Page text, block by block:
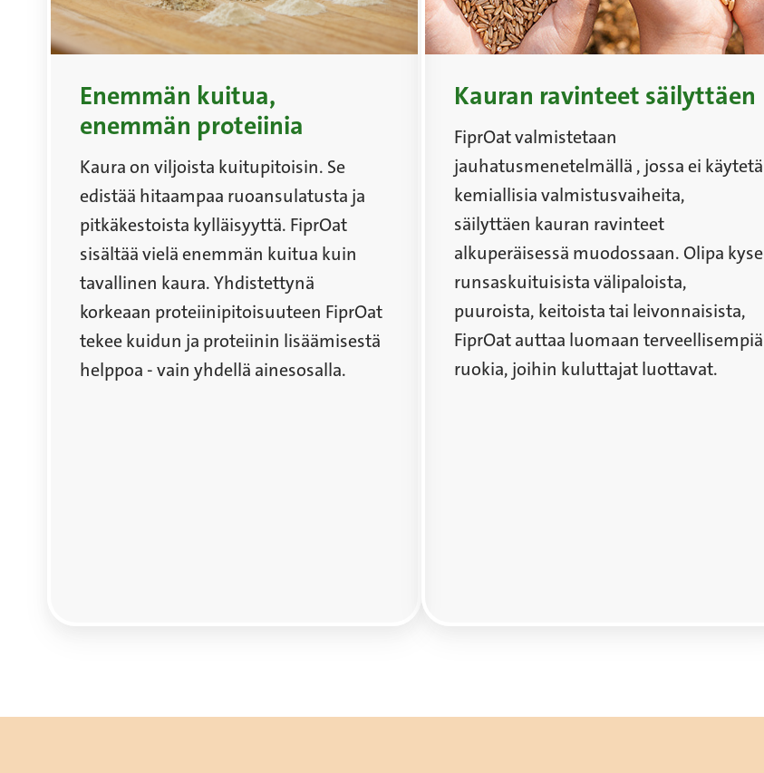
Enemmän kuitua,
enemmän proteiinia
Kaura on viljoista kuitupitoisin. Se
edistää hitaampaa ruoansulatusta ja
pitkäkestoista kylläisyyttä. FiprOat
sisältää vielä enemmän kuitua kuin
tavallinen kaura. Yhdistettynä
korkeaan proteiinipitoisuuteen FiprOat
tekee kuidun ja proteiinin lisäämisestä
helppoa - vain yhdellä ainesosalla.
Kauran ravinteet säilyttäen
FiprOat valmistetaan
jauhatusmenetelmällä , jossa ei käytetä
kemiallisia valmistusvaiheita,
säilyttäen kauran ravinteet
alkuperäisessä muodossaan. Olipa kyse
runsaskuituisista välipaloista,
puuroista, keitoista tai leivonnaisista,
FiprOat auttaa luomaan terveellisempiä
ruokia, joihin kuluttajat luottavat.